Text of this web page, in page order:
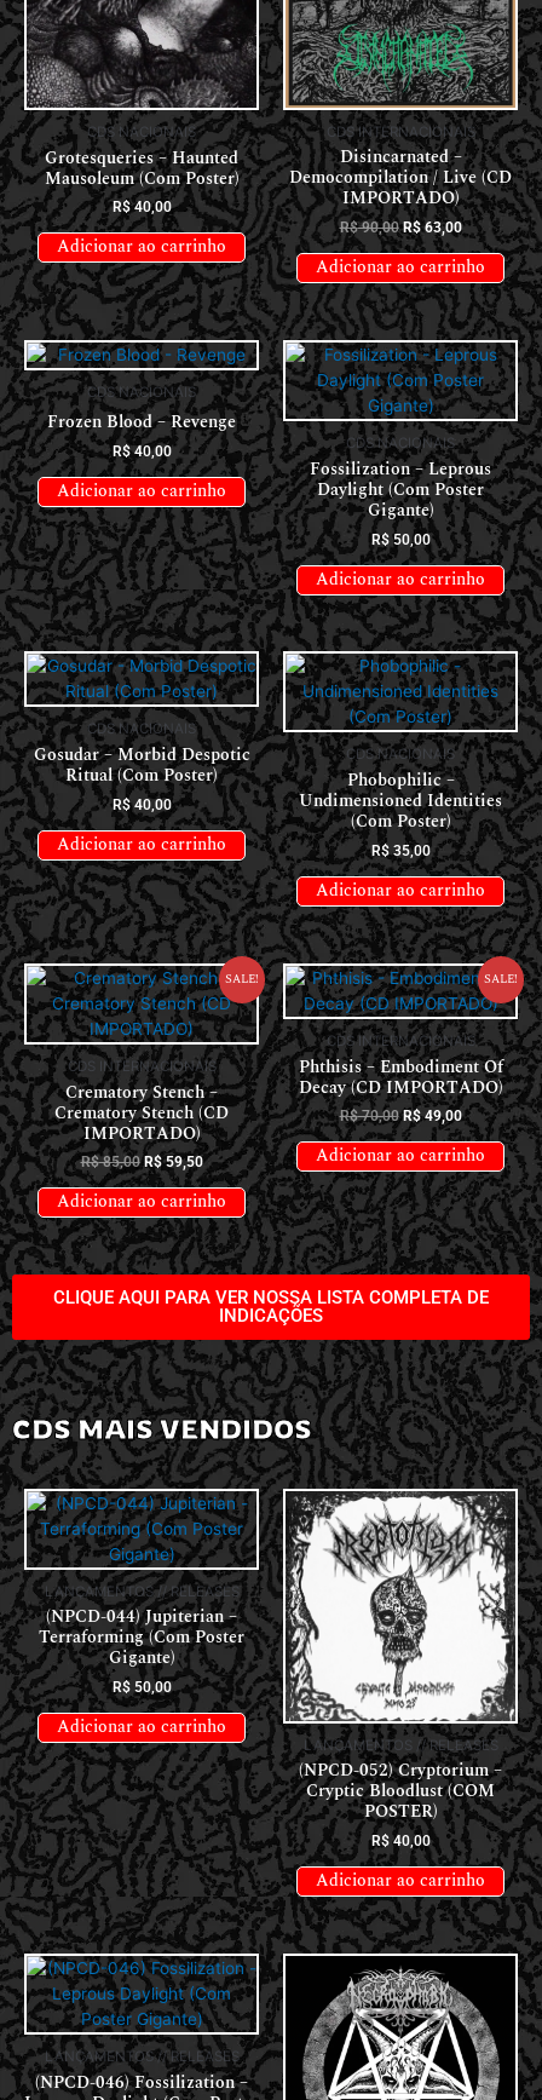
CDS NACIONAIS
Grotesqueries – Haunted
Mausoleum (Com Poster)
R$40,00
Adicionar ao carrinho
CDS INTERNACIONAIS
Disincarnated –
Democompilation / Live (CD
IMPORTADO)
R$90,00 R$63,00
Adicionar ao carrinho
CDS NACIONAIS
Frozen Blood – Revenge
R$40,00
Adicionar ao carrinho
CDS NACIONAIS
Fossilization – Leprous
Daylight (Com Poster
Gigante)
R$50,00
Adicionar ao carrinho
CDS NACIONAIS
Gosudar – Morbid Despotic
Ritual (Com Poster)
R$40,00
Adicionar ao carrinho
CDS NACIONAIS
Phobophilic –
Undimensioned Identities
(Com Poster)
R$35,00
Adicionar ao carrinho
Sale!
CDS INTERNACIONAIS
Crematory Stench –
Crematory Stench (CD
IMPORTADO)
R$85,00 R$59,50
Adicionar ao carrinho
Sale!
CDS INTERNACIONAIS
Phthisis – Embodiment Of
Decay (CD IMPORTADO)
R$70,00 R$49,00
Adicionar ao carrinho
CLIQUE AQUI PARA VER NOSSA LISTA COMPLETA DE
INDICAÇÕES
CDS MAIS VENDIDOS
LANÇAMENTOS // RELEASES
(NPCD-044) Jupiterian –
Terraforming (Com Poster
Gigante)
R$50,00
Adicionar ao carrinho
LANÇAMENTOS // RELEASES
(NPCD-052) Cryptorium –
Cryptic Bloodlust (COM
POSTER)
R$40,00
Adicionar ao carrinho
LANÇAMENTOS // RELEASES
(NPCD-046) Fossilization –